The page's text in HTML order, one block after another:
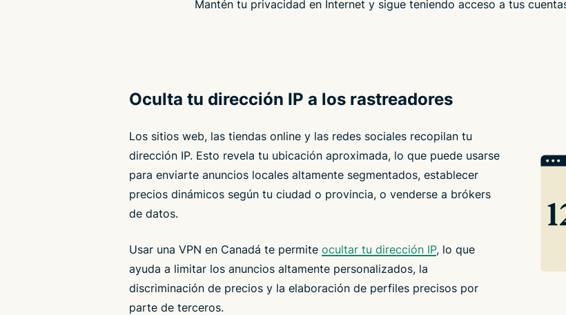
Mantén tu privacidad en Internet y sigue teniendo acceso a tus
Oculta tu dirección IP a los rastreadores
Los sitios web, las tiendas online y las redes sociales recopilan tu
dirección IP. Esto revela tu ubicación aproximada, lo que puede usarse
para enviarte anuncios locales altamente segmentados, establecer
precios dinámicos según tu ciudad o provincia, o venderse a brókers
de datos.
Usar una VPN en Canadá te permite ocultar tu dirección IP, lo que
ayuda a limitar los anuncios altamente personalizados, la
discriminación de precios y la elaboración de perfiles precisos por
parte de terceros.